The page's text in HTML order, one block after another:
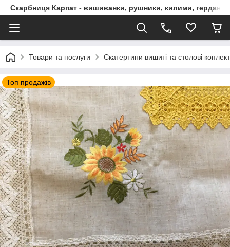
Скарбниця Карпат - вишиванки, рушники, килими, гердани,
Товари та послуги Скатертини вишиті та столові
Топ продажів